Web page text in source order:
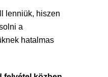
lenniük, hiszen
a
hatalmas